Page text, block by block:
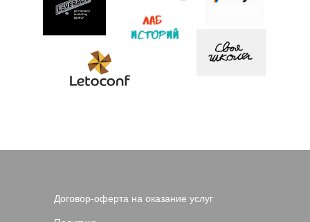
Договор-оферта на оказание услуг